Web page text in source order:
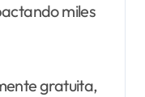
miles
gratuita,